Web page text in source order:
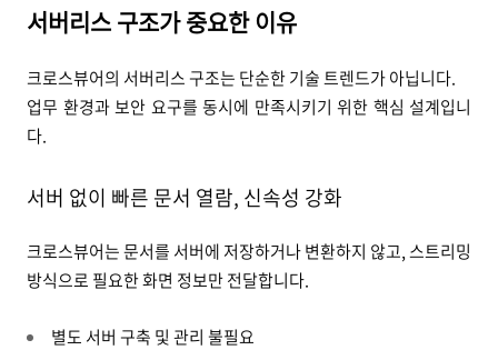
서버리스 구조가 중요한 이유
크로스뷰어의 서버리스 구조는 단순한 기술 트렌드가 아닙니다.
업무 환경과 보안 요구를 동시에 만족시키기 위한 핵심 설계입니
다.
서버 없이 빠른 문서 열람, 신속성 강화
크로스뷰어는 문서를 서버에 저장하거나 변환하지 않고, 스트리밍
방식으로 필요한 화면 정보만 전달합니다.
별도 서버 구축 및 관리 불필요